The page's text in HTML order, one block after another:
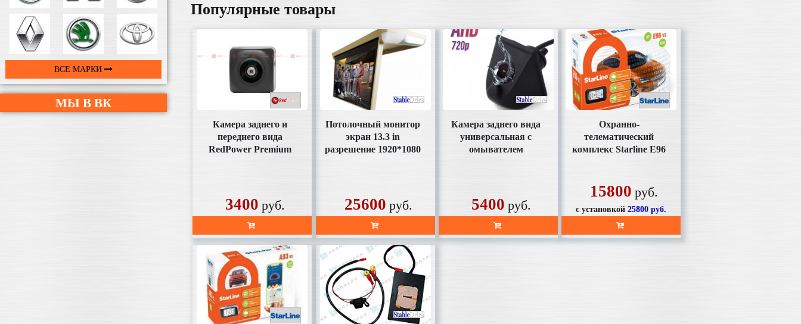
ВСЕ МАРКИ
МЫ В ВК
Популярные товары
Камера заднего и
переднего вида
RedPower Premium
3400 руб.
Потолочный монитор
экран 13.3 in
разрешение 1920*1080
25600 руб.
Камера заднего вида
универсальная с
омывателем
5400 руб.
Охранно-
телематический
комплекс Starline Е96
автозапуск
15800 руб.
с установкой25800 руб.